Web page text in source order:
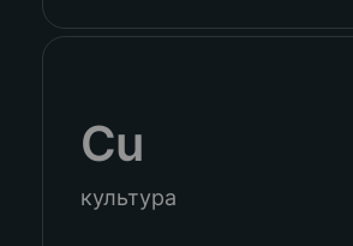
Cu
культура